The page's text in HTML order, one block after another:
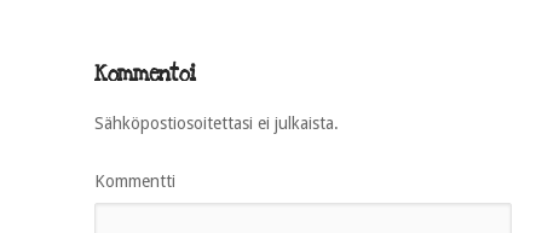
Kommentoi
Sähköpostiosoitettasi ei julkaista.
Kommentti